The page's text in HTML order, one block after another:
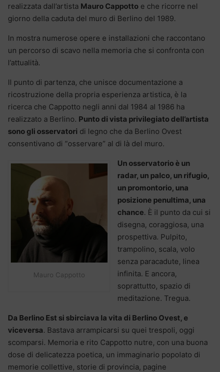
realizzata dall’artista Mauro Cappotto e che ricorre nel
giorno della caduta del muro di Berlino del 1989.
In mostra numerose opere e installazioni che raccontano
un percorso di scavo nella memoria che si confronta con
l’attualità.
Il punto di partenza, che unisce documentazione a
ricostruzione della propria esperienza artistica, è la
ricerca che Cappotto negli anni dal 1984 al 1986 ha
realizzato a Berlino. Punto di vista privilegiato dell’artista
sono gli osservatori di legno che da Berlino Ovest
consentivano di “osservare” al di là del muro.
Mauro Cappotto
Un osservatorio è un
radar, un palco, un rifugio,
un promontorio, una
posizione penultima, una
chance. È il punto da cui si
disegna, coraggiosa, una
prospettiva. Pulpito,
trampolino, scala, volo
senza paracadute, linea
infinita. E ancora,
soprattutto, spazio di
meditazione. Tregua.
Da Berlino Est si sbirciava la vita di Berlino Ovest, e
viceversa. Bastava arrampicarsi su quei trespoli, oggi
scomparsi. Memoria e rito Cappotto nutre, con una buona
dose di delicatezza poetica, un immaginario popolato di
memorie collettive, storie di provincia, pagine